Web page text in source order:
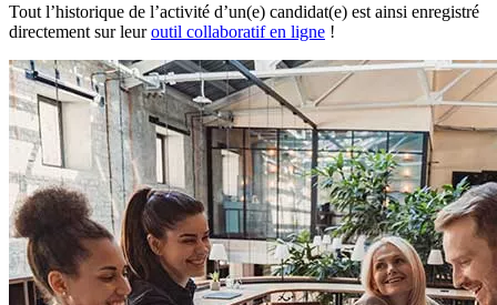
Tout l’historique de l’activité d’un(e) candidat(e) est ainsi enregistré
directement sur leuroutil collaboratif en ligne !